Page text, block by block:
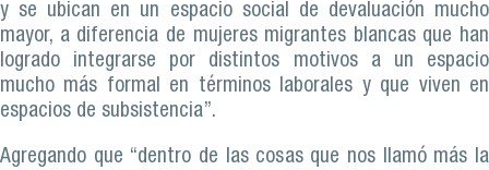
y se ubican en un espacio social de devaluación mucho
mayor, a diferencia de mujeres migrantes blancas que han
logrado integrarse por distintos motivos a un espacio
mucho más formal en términos laborales y que viven en
espacios de subsistencia”.
Agregando que “dentro de las cosas que nos llamó más la